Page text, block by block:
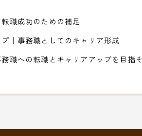
職成功のための補足
｜事務職としてのキャリア形成
職への転職とキャリアアップを目指そ